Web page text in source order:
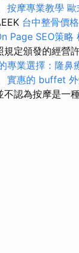
按摩專業教學 歐
台中整骨價格
Page SEO策略
規定頒發的經營
專業選擇：隆鼻
實惠的 buffet
認為按摩是一種